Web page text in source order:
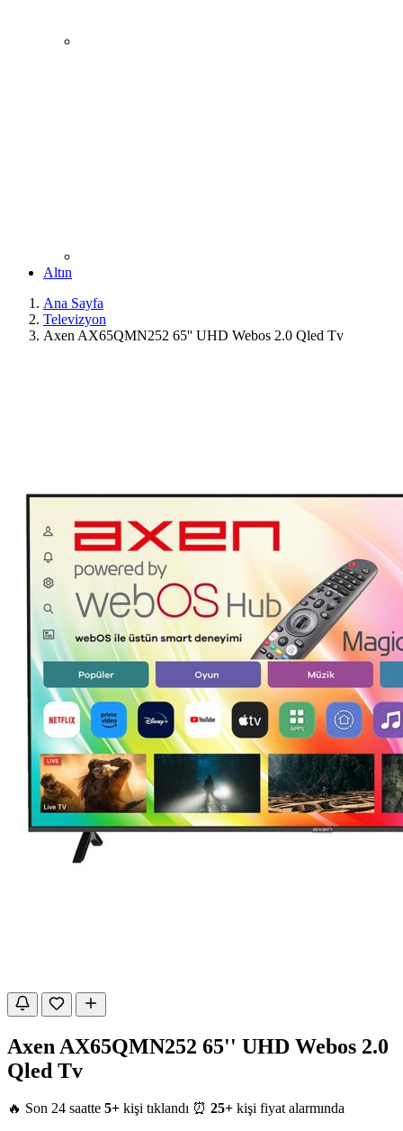
Altın
Ana Sayfa
Televizyon
Axen AX65QMN252 65'' UHD Webos 2.0 Qled Tv
Axen AX65QMN252 65'' UHD Webos 2.0
Qled Tv
🔥 Son 24 saatte 5+ kişi tıklandı ⏰ 25+ kişi fiyat alarmında